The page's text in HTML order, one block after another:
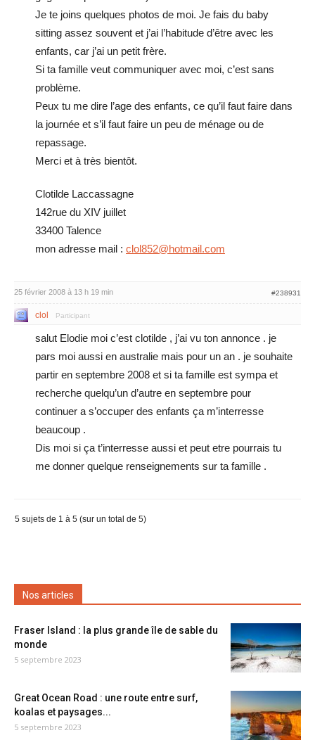
Je te joins quelques photos de moi. Je fais du baby
sitting assez souvent et j’ai l’habitude d’être avec les
enfants, car j’ai un petit frère.
Si ta famille veut communiquer avec moi, c’est sans
problème.
Peux tu me dire l’age des enfants, ce qu’il faut faire dans
la journée et s’il faut faire un peu de ménage ou de
repassage.
Merci et à très bientôt.
Clotilde Laccassagne
142rue du XIV juillet
33400 Talence
mon adresse mail : clol852@hotmail.com
25 février 2008 à 13 h 19 min #238931
clol Participant
salut Elodie moi c’est clotilde , j’ai vu ton annonce . je
pars moi aussi en australie mais pour un an . je souhaite
partir en septembre 2008 et si ta famille est sympa et
recherche quelqu’un d’autre en septembre pour
continuer a s’occuper des enfants ça m’interresse
beaucoup .
Dis moi si ça t’interresse aussi et peut etre pourrais tu
me donner quelque renseignements sur ta famille .
5 sujets de 1 à 5 (sur un total de 5)
Nos articles
Fraser Island : la plus grande île de sable du
monde
5 septembre 2023
Great Ocean Road : une route entre surf,
koalas et paysages...
5 septembre 2023